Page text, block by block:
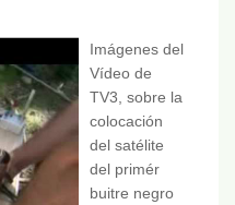
Imágenes del
Vídeo de
TV3, sobre la
colocación
del satélite
del primér
buitre negro